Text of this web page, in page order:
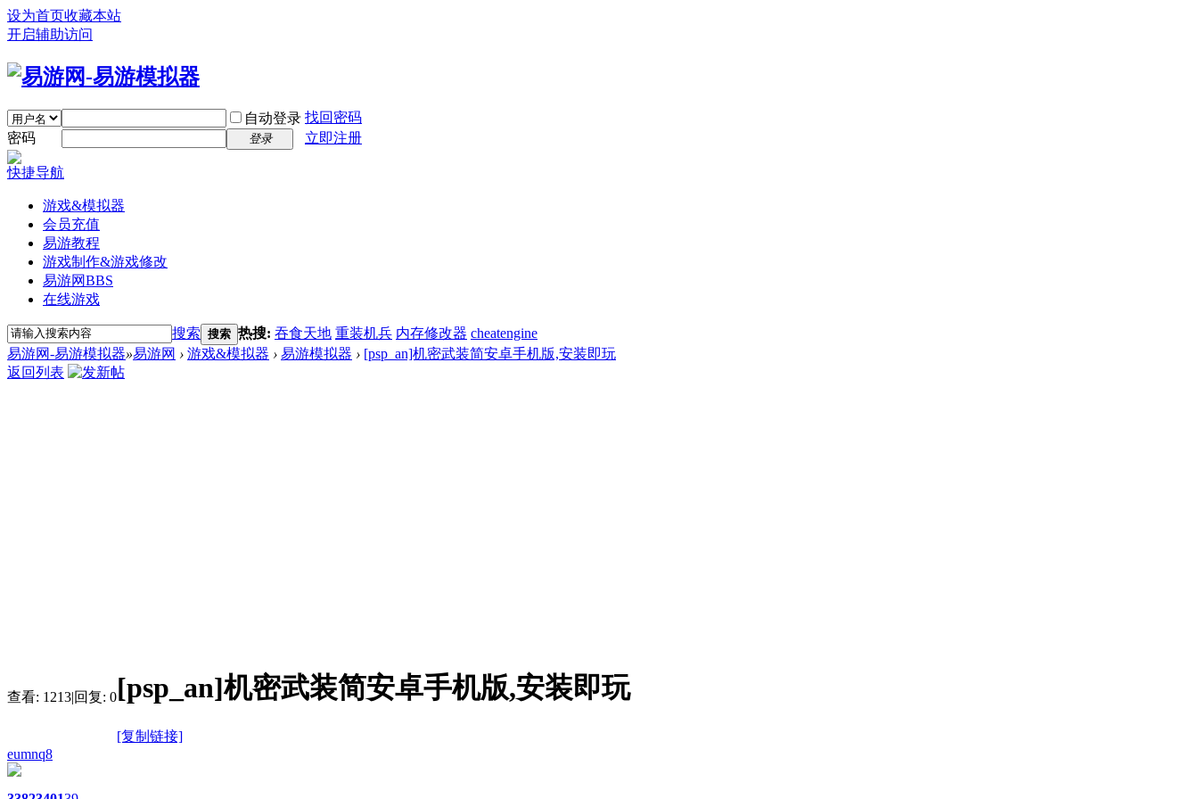
设为首页收藏本站
开启辅助访问
自动登录 找回密码
密码
登录 立即注册
快捷导航
游戏&模拟器
会员充值
易游教程
游戏制作&游戏修改
易游网BBS
在线游戏
搜索 搜索 热搜: 吞食天地 重装机兵 内存修改器 cheatengine
易游网-易游模拟器»易游网 › 游戏&模拟器 › 易游模拟器 › [psp_an]机密武装简安卓手机版,安装即玩
返回列表
查看: 1213|回复: 0[psp_an]机密武装简安卓手机版,安装即玩
[复制链接]
eumnq8